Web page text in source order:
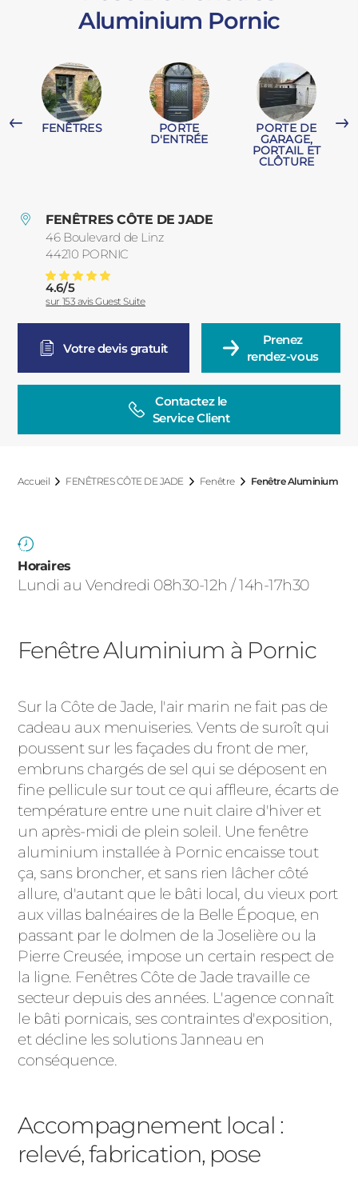
Aluminium Pornic
FENÊTRES PORTE
D'ENTRÉE
PORTE DE
GARAGE,
PORTAIL ET
CLÔTURE
FENÊTRES CÔTE DE JADE
46 Boulevard de Linz
44210 PORNIC
France
Pose De Fenêtres Aluminium Pornic
Note moyenne :
4.6/5
sur 153 avis Guest Suite
Votre devis gratuit
Prenez
rendez-vous
Contactez le
Service Client
Accueil FENÊTRES CÔTE DE JADE Fenêtre Fenêtre Aluminium
Horaires
Lundi au Vendredi 08h30-12h / 14h-17h30
Fenêtre Aluminium à Pornic
Sur la Côte de Jade, l'air marin ne fait pas de
cadeau aux menuiseries. Vents de suroît qui
poussent sur les façades du front de mer,
embruns chargés de sel qui se déposent en
fine pellicule sur tout ce qui affleure, écarts de
température entre une nuit claire d'hiver et
un après-midi de plein soleil. Une fenêtre
aluminium installée à Pornic encaisse tout
ça, sans broncher, et sans rien lâcher côté
allure, d'autant que le bâti local, du vieux port
aux villas balnéaires de la Belle Époque, en
passant par le dolmen de la Joselière ou la
Pierre Creusée, impose un certain respect de
la ligne. Fenêtres Côte de Jade travaille ce
secteur depuis des années. L'agence connaît
le bâti pornicais, ses contraintes d'exposition,
et décline les solutions Janneau en
conséquence.
Accompagnement local :
relevé, fabrication, pose
PVC
ALUMINIUM
PORTAILS ET PORTILLONS
CARPORTS
CLÔTURES